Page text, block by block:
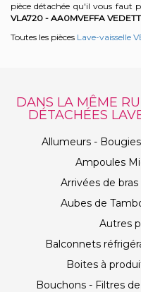
pièce détachée qu'il vous faut
VLA720 - AA0MVEFFA
Toutes les pièces Lave-vaisselle
DANS LA MÊME
DÉTACHÉES
Allumeurs -
Ampoules
Arrivées de bras
Aubes de
Autres
Balconnets
Boites à
Bouchons - Filtres